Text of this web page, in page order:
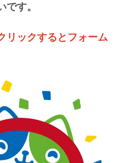
す。
リックするとフォーム